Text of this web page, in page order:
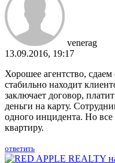
venerag
13.09.2016, 19:17
Хорошее агентство,
стабильно находит
заключает договор,
деньги на карту.
одного инцидента. Но все
квартиру.
ответить